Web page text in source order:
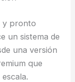
y pronto
un sistema de
una versión
que